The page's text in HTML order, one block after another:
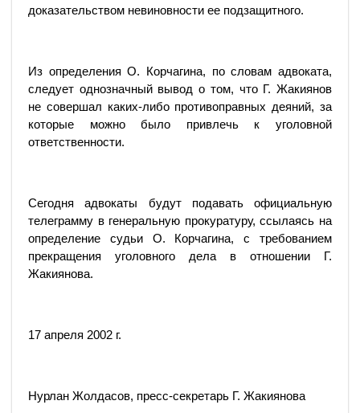
доказательством невиновности ее подзащитного.
Из определения О. Корчагина, по словам адвоката,
следует однозначный вывод о том, что Г. Жакиянов
не совершал каких-либо противоправных деяний, за
которые можно было привлечь к уголовной
ответственности.
Сегодня адвокаты будут подавать официальную
телеграмму в генеральную прокуратуру, ссылаясь на
определение судьи О. Корчагина, с требованием
прекращения уголовного дела в отношении Г.
Жакиянова.
17 апреля 2002 г.
Нурлан Жолдасов, пресс-секретарь Г. Жакиянова